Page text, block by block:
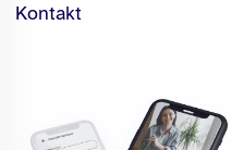
Kontakt